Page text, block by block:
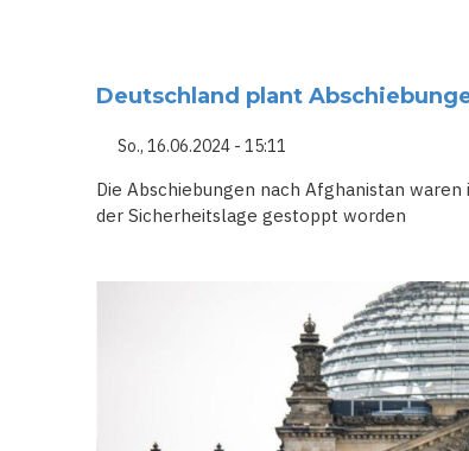
Deutschland plant
So., 16.06.2024 - 15:11
Die Abschiebungen nach Afghanistan
der Sicherheitslage gestoppt worden